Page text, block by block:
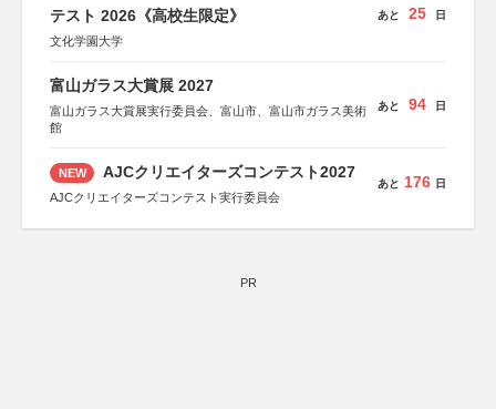
テスト 2026《高校生限定》
文化学園大学
あと 25 日
富山ガラス大賞展 2027
富山ガラス大賞展実行委員会、富山市、富山市ガラス美術
館
あと 94 日
NEW AJCクリエイターズコンテスト2027
AJCクリエイターズコンテスト実行委員会
あと 176 日
PR